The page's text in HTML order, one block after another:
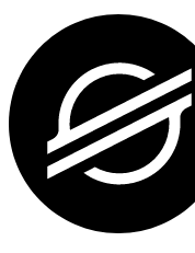
USD Coin
USDC